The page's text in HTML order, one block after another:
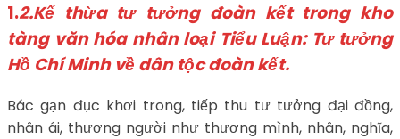
1.2.Kế thừa tư tưởng đoàn kết trong kho
tàng văn hóa nhân loại Tiểu Luận: Tư tưởng
Hồ Chí Minh về dân tộc đoàn kết.
Bác gạn đục khơi trong, tiếp thu tư tưởng đại đồng,
nhân ái, thương người như thương mình, nhân, nghĩa,